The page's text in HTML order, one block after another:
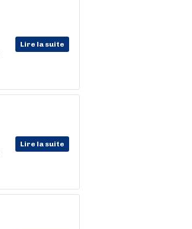
Lire la suite
Lire la suite